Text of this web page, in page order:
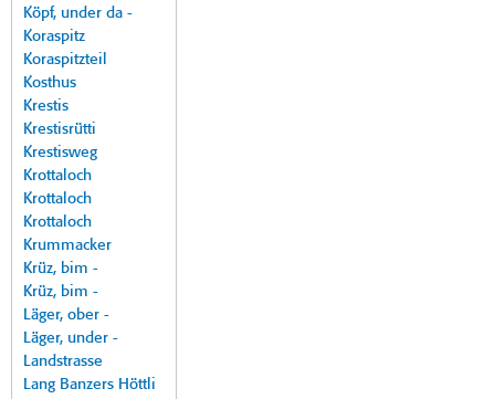
Köpf, under da -
Koraspitz
Koraspitzteil
Kosthus
Krestis
Krestisrütti
Krestisweg
Krottaloch
Krottaloch
Krottaloch
Krummacker
Krüz, bim -
Krüz, bim -
Läger, ober -
Läger, under -
Landstrasse
Lang Banzers Höttli